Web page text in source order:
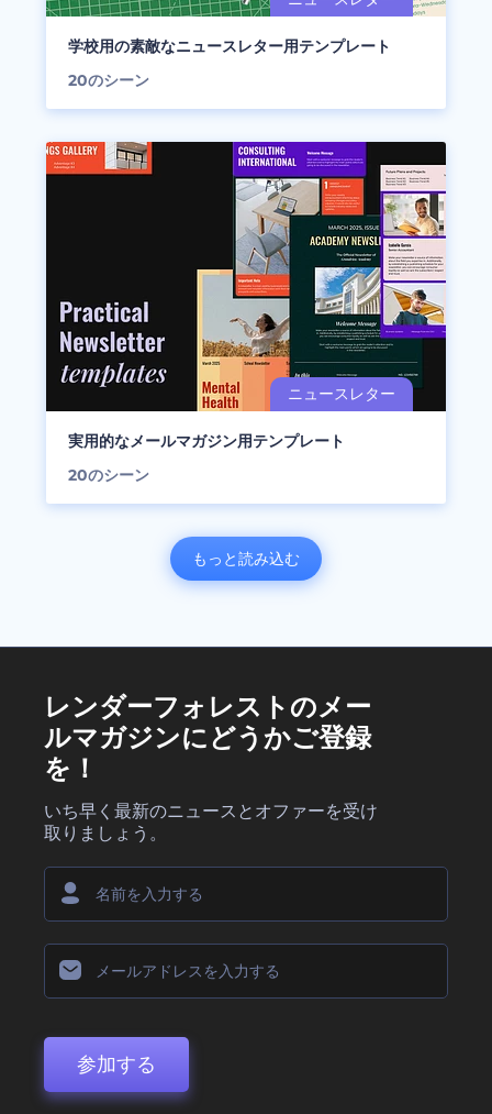
学校用の素敵なニュースレター用テンプレート
20のシーン
実用的なメールマガジン用テンプレート
20のシーン
もっと読み込む
レンダーフォレストのメー
ルマガジンにどうかご登録
を！
いち早く最新のニュースとオファーを受け
取りましょう。
参加する